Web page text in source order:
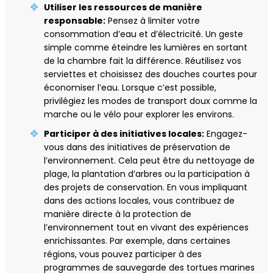
Utiliser les ressources de manière
responsable: Pensez à limiter votre
consommation d’eau et d’électricité. Un geste
simple comme éteindre les lumières en sortant
de la chambre fait la différence. Réutilisez vos
serviettes et choisissez des douches courtes pour
économiser l’eau. Lorsque c’est possible,
privilégiez les modes de transport doux comme la
marche ou le vélo pour explorer les environs.
Participer à des initiatives locales: Engagez-
vous dans des initiatives de préservation de
l’environnement. Cela peut être du nettoyage de
plage, la plantation d’arbres ou la participation à
des projets de conservation. En vous impliquant
dans des actions locales, vous contribuez de
manière directe à la protection de
l’environnement tout en vivant des expériences
enrichissantes. Par exemple, dans certaines
régions, vous pouvez participer à des
programmes de sauvegarde des tortues marines